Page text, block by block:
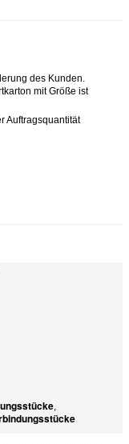
des Kunden.
mit Größe ist
Auftragsquantität
,